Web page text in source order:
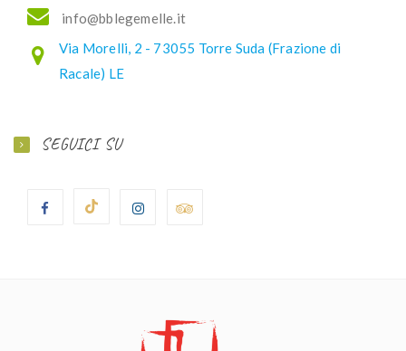
ti.el
lemeg
elbb@
ofni
Via Morelli, 2 - 73055 Torre Suda (Frazione di
Racale) LE
SEGUICI SU